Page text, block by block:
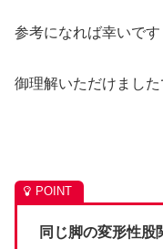
参考になれば幸いです
御理解いただけました
同じ脚の変形性股